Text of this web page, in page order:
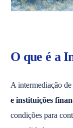
O que é a
A intermediação
e instituições
condições para